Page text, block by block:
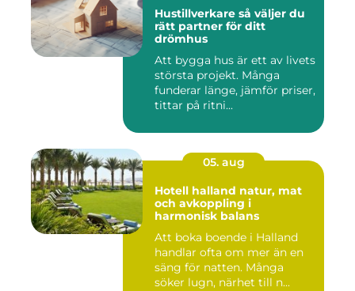
Hustillverkare så väljer du
rätt partner för ditt
drömhus
Att bygga hus är ett av livets
största projekt. Många
funderar länge, jämför priser,
tittar på ritni...
05. aug
Hotell halland natur, mat
och avkoppling i
harmonisk balans
Att boka boende i Halland
handlar ofta om mer än en
säng för natten. Många
söker lugn, närhet till n...